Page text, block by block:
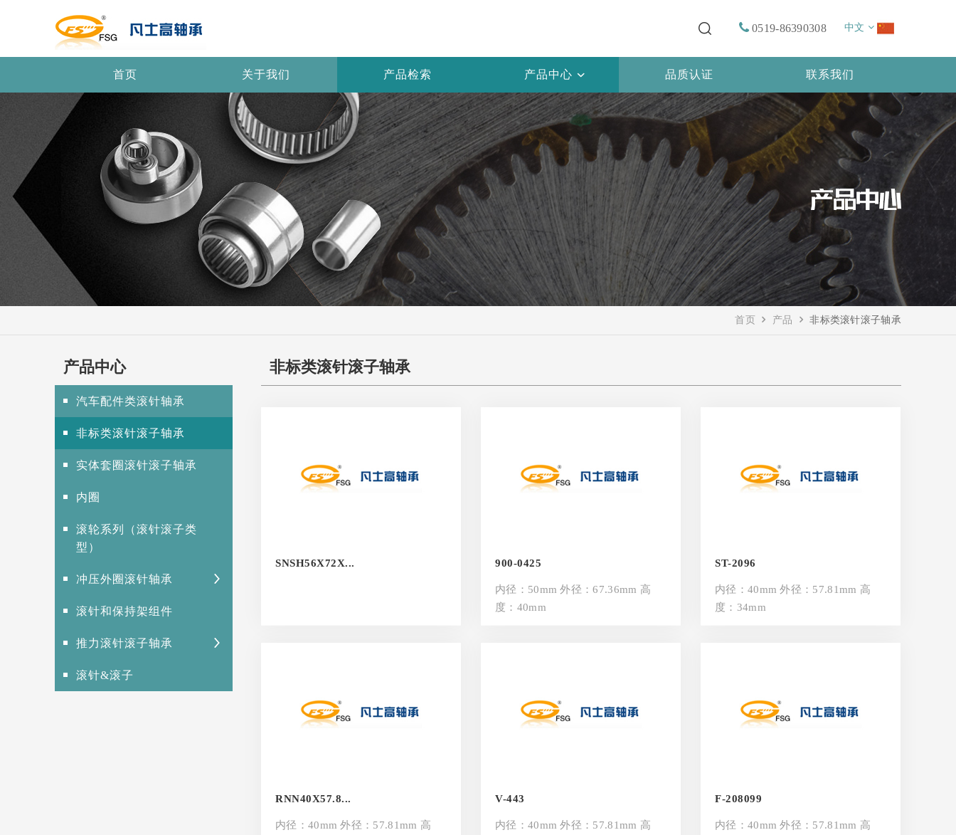
中文
0519-86390308
首页 关于我们 产品检索 产品中心 品质认证 联系我们
首页 产品 非标类滚针滚子轴承
产品中心
汽车配件类滚针轴承
非标类滚针滚子轴承
实体套圈滚针滚子轴承
内圈
滚轮系列（滚针滚子类
型）
冲压外圈滚针轴承
滚针和保持架组件
推力滚针滚子轴承
滚针&滚子
非标类滚针滚子轴承
SNSH56X72X... 900-0425
内径：50mm 外径：67.36mm 高
度：40mm
ST-2096
内径：40mm 外径：57.81mm 高
度：34mm
RNN40X57.8...
内径：40mm 外径：57.81mm 高
V-443
内径：40mm 外径：57.81mm 高
F-208099
内径：40mm 外径：57.81mm 高